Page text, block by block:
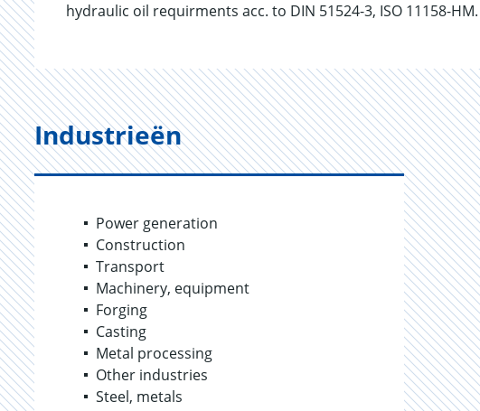
hydraulic oil requirments acc. to DIN 51524-3, ISO 11158-HM.
Industrieën
Power generation
Construction
Transport
Machinery, equipment
Forging
Casting
Metal processing
Other industries
Steel, metals